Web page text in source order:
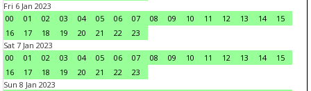
Fri 6 Jan 2023
00
01 02 03 04 05 06 07 08 09 10 11 12 13 14
15
16
17 18 19 20 21 22
23
Sat 7 Jan 2023
00
01 02 03 04 05 06 07 08 09 10 11 12 13 14
15
16
17 18 19 20 21 22
23
Sun 8 Jan 2023